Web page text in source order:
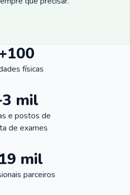
físicas
mil
e postos de
de exames
mil
parceiros